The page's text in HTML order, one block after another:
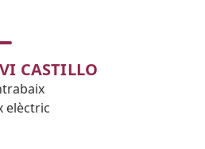
CASTILLO
elèctric